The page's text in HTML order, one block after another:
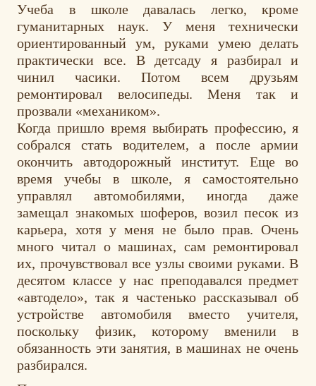
Учеба в школе давалась легко, кроме
гуманитарных наук. У меня технически
ориентированный ум, руками умею делать
практически все. В детсаду я разбирал и
чинил часики. Потом всем друзьям
ремонтировал велосипеды. Меня так и
прозвали «механиком».
Когда пришло время выбирать профессию, я
собрался стать водителем, а после армии
окончить автодорожный институт. Еще во
время учебы в школе, я самостоятельно
управлял автомобилями, иногда даже
замещал знакомых шоферов, возил песок из
карьера, хотя у меня не было прав. Очень
много читал о машинах, сам ремонтировал
их, прочувствовал все узлы своими руками. В
десятом классе у нас преподавался предмет
«автодело», так я частенько рассказывал об
устройстве автомобиля вместо учителя,
поскольку физик, которому вменили в
обязанность эти занятия, в машинах не очень
разбирался.